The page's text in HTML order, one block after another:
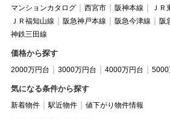
マンションカタログ 西宮市 阪神本線
ＪＲ
ＪＲ福知山線
阪急神戸本線 阪急今津線 阪
神鉄三田線
価格から探す
2000万円台 3000万円台 4000万円台 5000
気になる条件から探す
新着物件 駅近物件 値下がり物件情報